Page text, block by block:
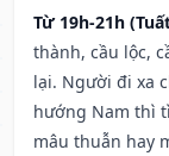
Từ 19h-21h
thành, cầu lộc,
lại. Người đi xa
hướng Nam thì
mâu thuẫn hay